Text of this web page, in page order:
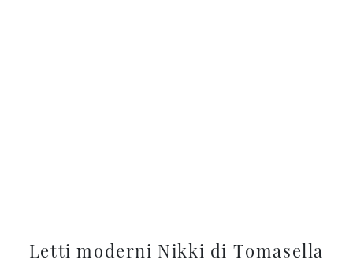
Letti moderni Nikki di Tomasella